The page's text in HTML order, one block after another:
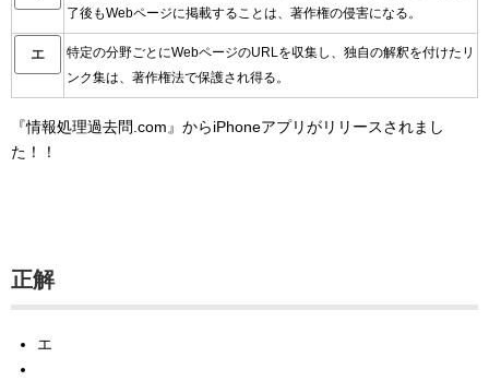
了後もWebページに掲載することは、著作権の侵害になる。
エ
特定の分野ごとにWebページのURLを収集し、独自の解釈を付けたリ
ンク集は、著作権法で保護され得る。
『情報処理過去問.com』からiPhoneアプリがリリースされまし
た！！
正解
エ